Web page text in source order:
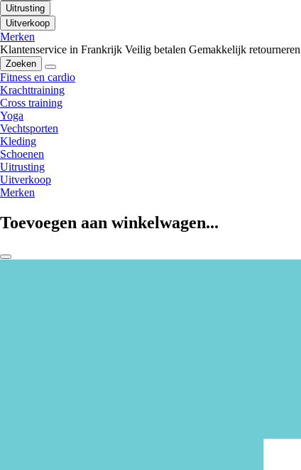
Uitrusting
Uitverkoop
Merken
Klantenservice in Frankrijk Veilig betalen Gemakkelijk retourneren
Zoeken
Fitness en cardio
Krachttraining
Cross training
Yoga
Vechtsporten
Kleding
Schoenen
Uitrusting
Uitverkoop
Merken
Toevoegen aan winkelwagen...